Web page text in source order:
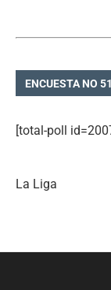
ENCUESTA NO 51
[total-poll
La Liga